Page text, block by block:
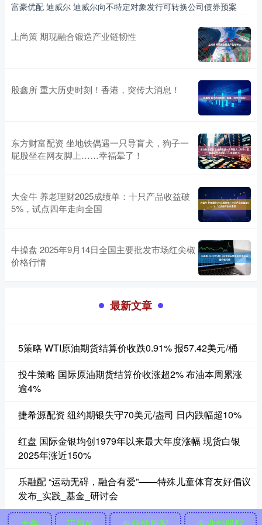
富豪优配 迪威尔 迪威尔向不特定对象发行可转换公司债券预案
上尚策 期现融合锻造产业链韧性
股鑫所 重大历史时刻！香港，突传大消息！
东方财富配资 坐地铁偶遇一只导盲犬，狗子一
屁股坐在网友脚上……幸福晕了！
大金牛 养老理财2025成绩单：十只产品收益破
5%，试点四年走向全国
牛操盘 2025年9月14日全国主要批发市场红尖椒
价格行情
最新文章
5策略 WTI原油期货结算价收跌0.91% 报57.42美元/桶
投牛策略 国际原油期货结算价收涨超2% 布油本周累涨
逾4%
捷希源配资 纽约期银失守70美元/盎司 日内跌幅超10%
红盘 国际金银均创1979年以来最大年度涨幅 现货白银
2025年涨近150%
乐融配 “运动无碍，融合有爱”——特殊儿童体育友好倡议
发布_实践_基金_研讨会